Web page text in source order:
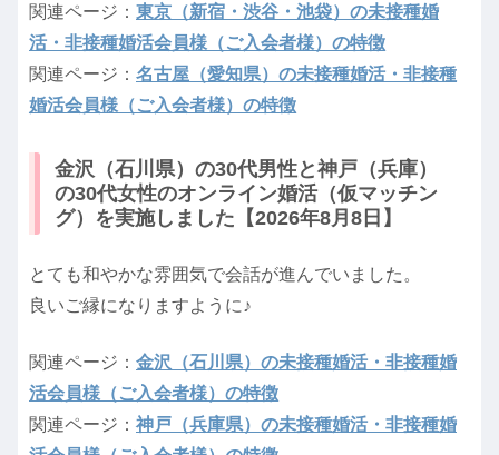
関連ページ： 東京（新宿・渋谷・池袋）の未接種婚
活・非接種婚活会員様（ご入会者様）の特徴
関連ページ： 名古屋（愛知県）の未接種婚活・非接種
婚活会員様（ご入会者様）の特徴
金沢（石川県）の30代男性と神戸（兵庫）
の30代女性のオンライン婚活（仮マッチン
グ）を実施しました【2026年8月8日】
とても和やかな雰囲気で会話が進んでいました。
良いご縁になりますように♪
関連ページ： 金沢（石川県）の未接種婚活・非接種婚
活会員様（ご入会者様）の特徴
関連ページ： 神戸（兵庫県）の未接種婚活・非接種婚